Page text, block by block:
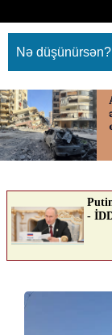
Nə düşünürsən?